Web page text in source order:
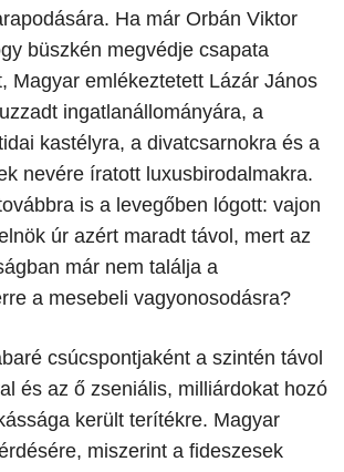
Ha már Orbán Viktor
büszkén megvédje csapata
Magyar emlékeztetett Lázár János
ingatlanállományára, a
kastélyra, a divatcsarnokra és a
nevére íratott luxusbirodalmakra.
is a levegőben lógott: vajon
úr azért maradt távol, mert az
már nem találja a
a mesebeli vagyonosodásra?
csúcspontjaként a szintén távol
és az ő zseniális, milliárdokat hozó
került terítékre. Magyar
miszerint a fideszesek